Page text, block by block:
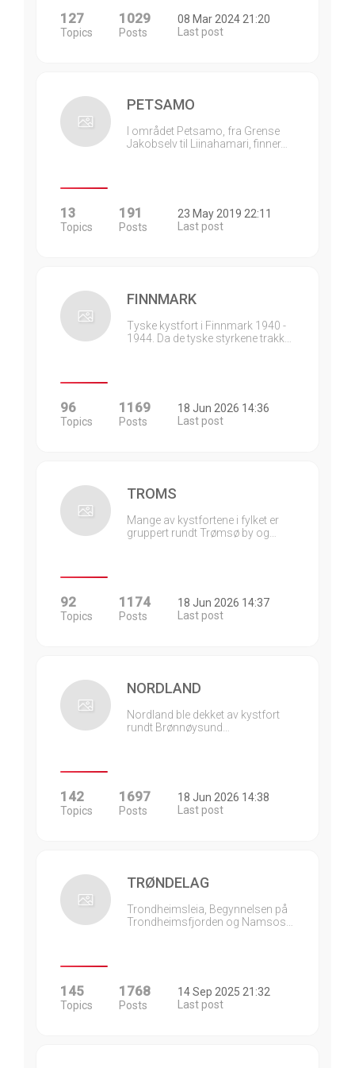
127
Topics
1029
Posts
08 Mar 2024 21:20
Last post
PETSAMO
I området Petsamo, fra Grense
Jakobselv til Liinahamari, finner…
13
Topics
191
Posts
23 May 2019 22:11
Last post
FINNMARK
Tyske kystfort i Finnmark 1940 -
1944. Da de tyske styrkene trakk…
96
Topics
1169
Posts
18 Jun 2026 14:36
Last post
TROMS
Mange av kystfortene i fylket er
gruppert rundt Trømsø by og…
92
Topics
1174
Posts
18 Jun 2026 14:37
Last post
NORDLAND
Nordland ble dekket av kystfort
rundt Brønnøysund…
142
Topics
1697
Posts
18 Jun 2026 14:38
Last post
TRØNDELAG
Trondheimsleia, Begynnelsen på
Trondheimsfjorden og Namsos…
145
Topics
1768
Posts
14 Sep 2025 21:32
Last post